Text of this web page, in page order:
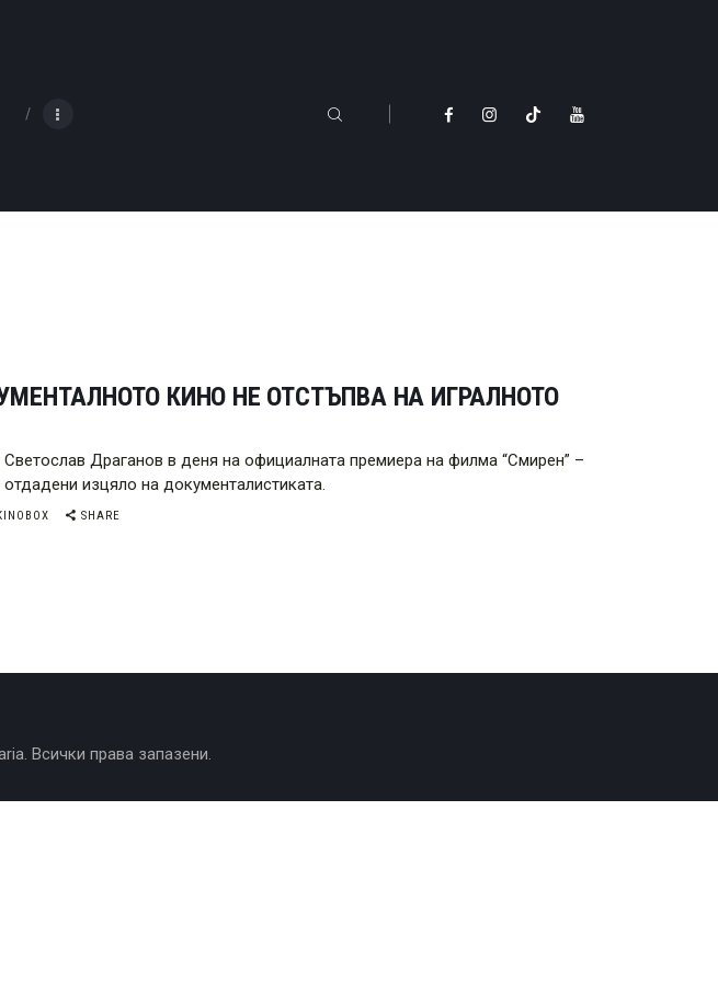
КИНО НЕ ОТСТЪПВА НА ИГРАЛНОТО
Драганов в деня на официалната премиера на филма “Смирен” –
изцяло на документалистиката.
SHARE
Всички права запазени.